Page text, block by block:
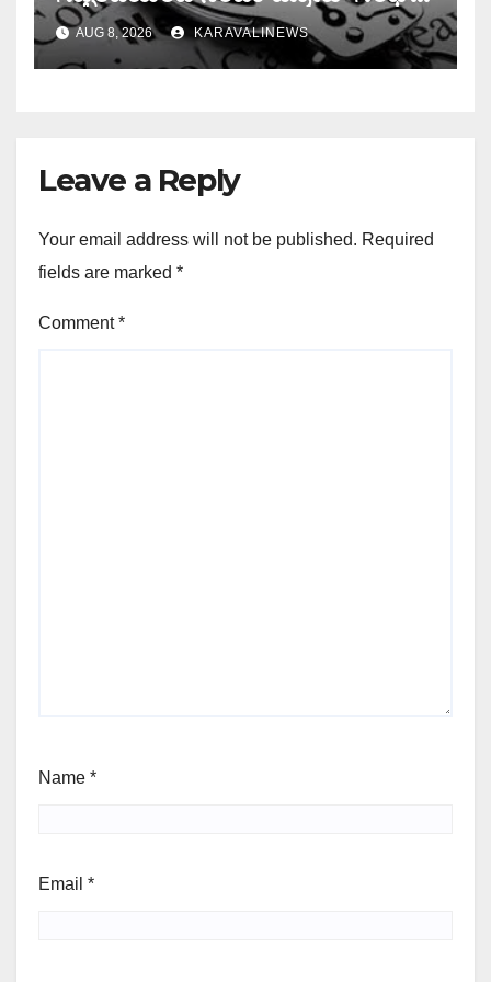
ಸದಸ್ಯರು ಮರುಪಾವತಿ ಮಾಡಿದ ಸಾಲ
ಜಮಾ ಮಾಡದೆ 28,19,489 ರೂ.
ವಂಚನೆ
AUG 8, 2026 KARAVALINEWS
Leave a Reply
Your email address will not be published. Required
fields are marked *
Comment*
Name *
Email *